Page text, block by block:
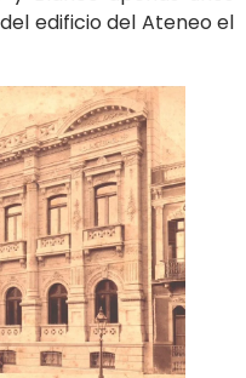
edificio del Ateneo el